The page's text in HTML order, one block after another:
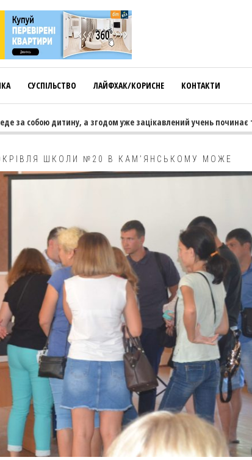
СУСПІЛЬСТВО ЛАЙФХАК/КОРИСНЕ КОНТАКТИ
собою дитину, а згодом уже зацікавлений учень починає
ШКОЛИ №20 В КАМ’ЯНСЬКОМУ МОЖЕ